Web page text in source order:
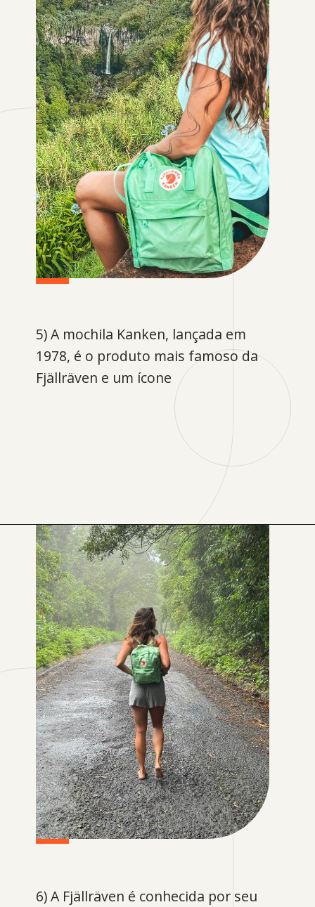
5) A mochila Kanken, lançada em
1978, é o produto mais famoso da
Fjällräven e um ícone
Opening
6) A Fjällräven é conhecida por seu